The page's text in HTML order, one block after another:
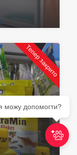
Тепер закрито
можу допомогти?